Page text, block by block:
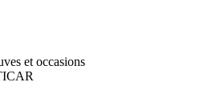
et occasions